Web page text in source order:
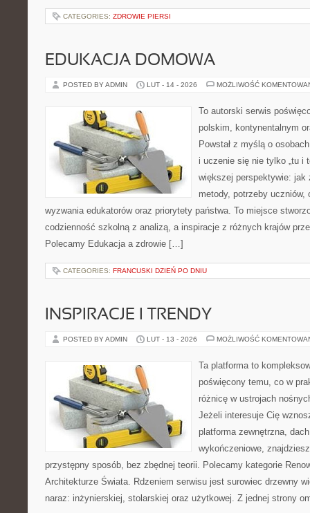
CATEGORIES: ZDROWIE PIERSI
EDUKACJA DOMOWA
POSTED BY ADMIN LUT - 14 - 2026 MOŻLIWOŚĆ
To autorski serwis
polskim, kontynentalnym
Powstał z myślą o
i uczenie się nie tylko „tu i
większej perspektywie: jak
metody, potrzeby uczniów,
wyzwania edukatorów oraz priorytety państwa. To miejsce
codzienność szkolną z analizą, a inspiracje z różnych krajów
Polecamy Edukacja a zdrowie […]
CATEGORIES: FRANCUSKI DZIEŃ PO DNIU
INSPIRACJE I TRENDY
POSTED BY ADMIN LUT - 13 - 2026 MOŻLIWOŚĆ
Ta platforma to
poświęcony temu, co w
różnicę w ustrojach
Jeżeli interesuje Cię
platforma zewnętrzna,
wykończeniowe,
przystępny sposób, bez zbędnej teorii. Polecamy kategorie
Architekturze Świata. Rdzeniem serwisu jest surowiec drzewny
naraz: inżynierskiej, stolarskiej oraz użytkowej. Z jednej strony